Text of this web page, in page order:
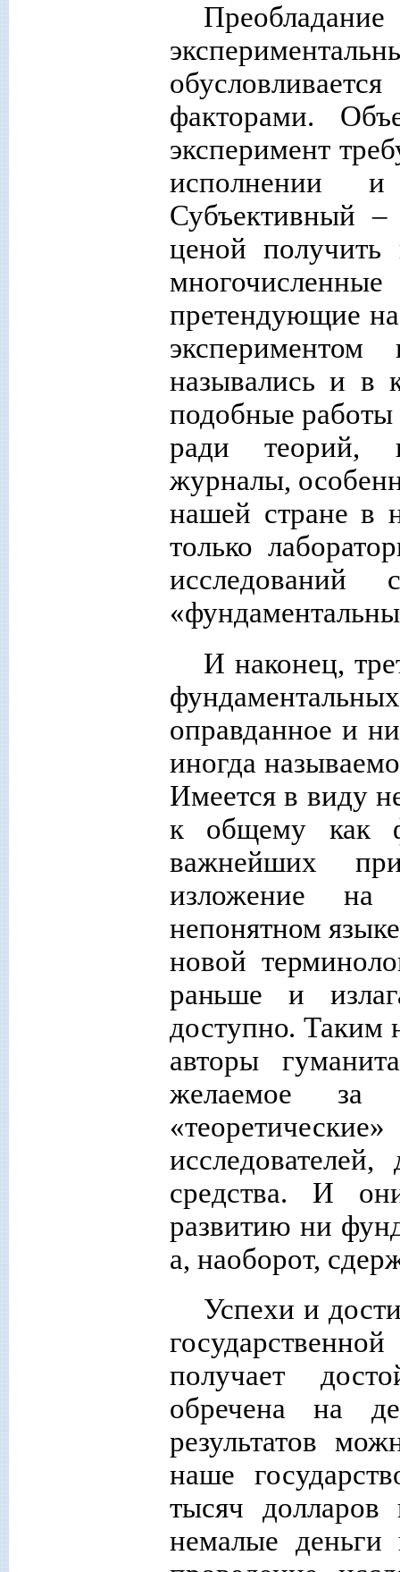
факторами.
эксперимент
исполнении и
Субъективный –
ценой получить
претендующие
назывались и в
подобные работы
ради теорий,
журналы,
нашей стране в
только
исследований
И наконец,
оправданное и
иногда
Имеется в виду
к общему как
важнейших
изложение
непонятном
новой
раньше и
доступно. Таким
авторы
желаемое за
средства. И
развитию ни
а, наоборот,
Успехи и
получает
обречена на
результатов
наше
тысяч
немалые деньги